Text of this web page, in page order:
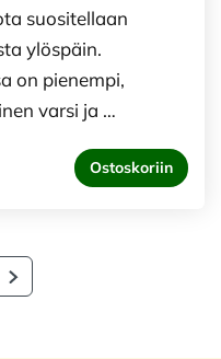
suositellaan
ylöspäin.
on pienempi,
varsi ja …
Ostoskoriin